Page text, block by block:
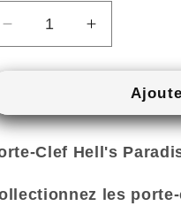
Réduire
la
quantité
Porte-
Clef
Hell&#39;s
–
Augmenter
la
quantité
Porte-
Clef
Hell&#39;s
–
Clef Hell's
les